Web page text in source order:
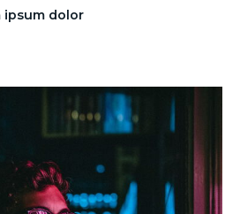
ipsum dolor